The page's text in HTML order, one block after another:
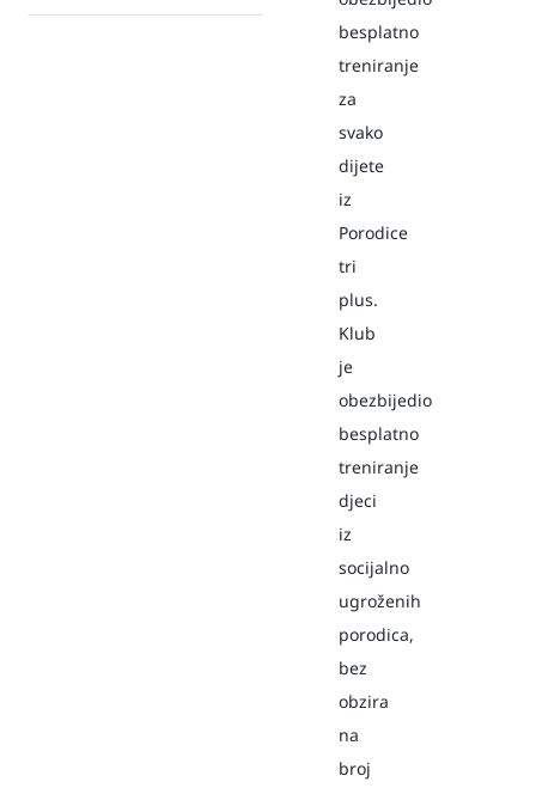
besplatno
treniranje
za
svako
dijete
iz
Porodice
tri
plus.
Klub
je
obezbijedio
besplatno
treniranje
djeci
iz
socijalno
ugroženih
porodica,
bez
obzira
na
broj